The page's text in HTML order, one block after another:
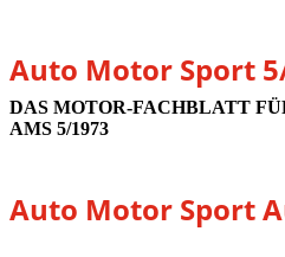
Auto Motor Sport
DAS MOTOR-FACHBLATT
AMS 5/1973
Auto Motor Sport